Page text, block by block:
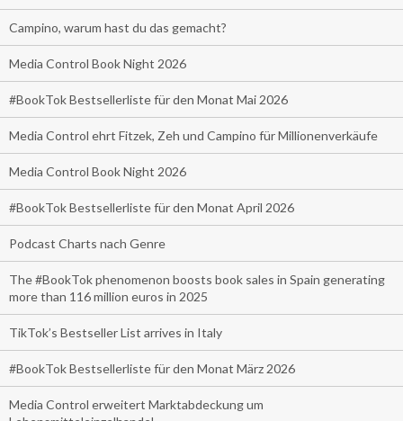
Campino, warum hast du das gemacht?
Media Control Book Night 2026
#BookTok Bestsellerliste für den Monat Mai 2026
Media Control ehrt Fitzek, Zeh und Campino für Millionenverkäufe
Media Control Book Night 2026
#BookTok Bestsellerliste für den Monat April 2026
Podcast Charts nach Genre
The #BookTok phenomenon boosts book sales in Spain generating
more than 116 million euros in 2025
TikTok’s Bestseller List arrives in Italy
#BookTok Bestsellerliste für den Monat März 2026
Media Control erweitert Marktabdeckung um